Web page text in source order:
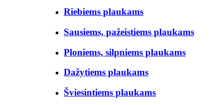
Riebiems plaukams
Sausiems, pažeistiems plaukams
Ploniems, silpniems plaukams
Dažytiems plaukams
Šviesintiems plaukams